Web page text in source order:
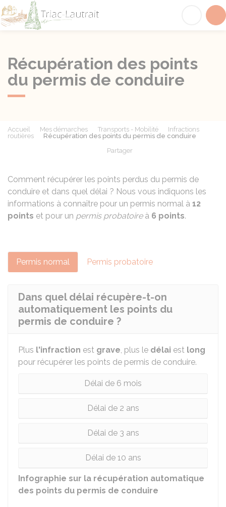
Récupération des points
du permis de conduire
Accueil Mes démarches Transports - Mobilité
Infractions
routières
Récupération des points du permis de conduire
Partager
Comment récupérer les points perdus du permis de
conduire et dans quel délai ? Nous vous indiquons les
informations à connaître pour un permis normal à 12
points et pour un permis probatoireà 6 points.
Permis normal Permis probatoire
Dans quel délai récupère-t-on
automatiquement les points du
permis de conduire ?
Plus l'infraction est grave, plus le délai est long
pour récupérer les points de permis de conduire.
Délai de 6 mois
Délai de 2 ans
Délai de 3 ans
Délai de 10 ans
Infographie sur la récupération automatique
des points du permis de conduire